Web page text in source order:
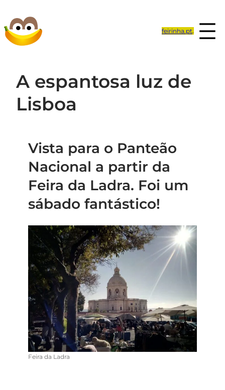
para
o
feirinha.pt.
A espantosa luz de
Lisboa
Vista para o Panteão
Nacional a partir da
Feira da Ladra. Foi um
sábado fantástico!
Feira da Ladra